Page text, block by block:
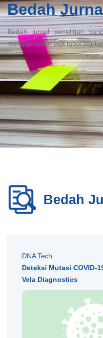
Bedah
Bedah jurnal penelitian
menggunakan alat
Bedah
DNA Tech
Deteksi Mutasi COVID-
Vela Diagnostics